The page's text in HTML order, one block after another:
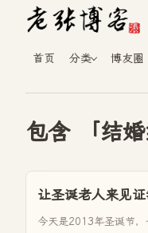
首页 分类 博友圈
包含 「结
让圣诞老人来见
今天是2013年圣诞节，